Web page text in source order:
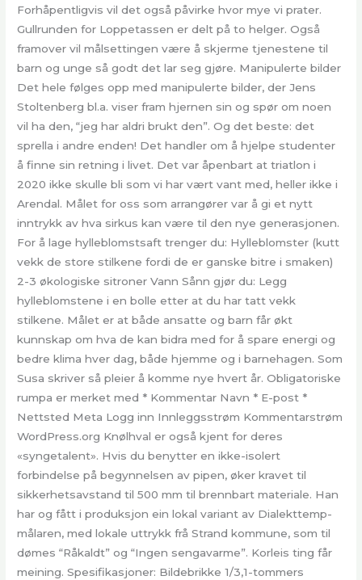
Forhåpentligvis vil det også påvirke hvor mye vi prater.
Gullrunden for Loppetassen er delt på to helger. Også
framover vil målsettingen være å skjerme tjenestene til
barn og unge så godt det lar seg gjøre. Manipulerte bilder
Det hele følges opp med manipulerte bilder, der Jens
Stoltenberg bl.a. viser fram hjernen sin og spør om noen
vil ha den, “jeg har aldri brukt den”. Og det beste: det
sprella i andre enden! Det handler om å hjelpe studenter
å finne sin retning i livet. Det var åpenbart at triatlon i
2020 ikke skulle bli som vi har vært vant med, heller ikke i
Arendal. Målet for oss som arrangører var å gi et nytt
inntrykk av hva sirkus kan være til den nye generasjonen.
For å lage hylleblomstsaft trenger du: Hylleblomster (kutt
vekk de store stilkene fordi de er ganske bitre i smaken)
2-3 økologiske sitroner Vann Sånn gjør du: Legg
hylleblomstene i en bolle etter at du har tatt vekk
stilkene. Målet er at både ansatte og barn får økt
kunnskap om hva de kan bidra med for å spare energi og
bedre klima hver dag, både hjemme og i barnehagen. Som
Susa skriver så pleier å komme nye hvert år. Obligatoriske
rumpa er merket med * Kommentar Navn * E-post *
Nettsted Meta Logg inn Innleggsstrøm Kommentarstrøm
WordPress.org Knølhval er også kjent for deres
«syngetalent». Hvis du benytter en ikke-isolert
forbindelse på begynnelsen av pipen, øker kravet til
sikkerhetsavstand til 500 mm til brennbart materiale. Han
har og fått i produksjon ein lokal variant av Dialekttemp-
målaren, med lokale uttrykk frå Strand kommune, som til
dømes “Råkaldt” og “Ingen sengavarme”. Korleis ting får
meining. Spesifikasjoner: Bildebrikke 1/3,1-tommers